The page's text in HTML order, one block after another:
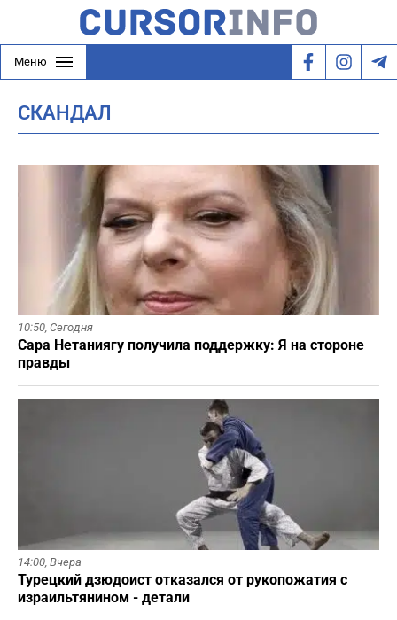
Меню
СКАНДАЛ
10:50, Сегодня
Сара Нетаниягу получила поддержку: Я на стороне
правды
14:00, Вчера
Турецкий дзюдоист отказался от рукопожатия с
израильтянином - детали